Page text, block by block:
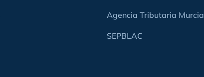
Agencia Tributaria Murcia
SEPBLAC